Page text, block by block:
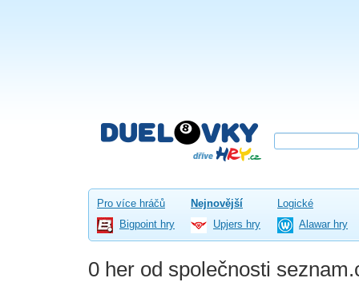
Pro více hráčů Nejnovější
Logické
Bigpoint hry
Upjers hry Alawar hry
0 her od společnosti